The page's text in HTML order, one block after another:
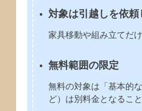
対象は引越しを依
家具移動や組み立てだ
無料範囲の限定
無料の対象は「基本的
ど）は別料金となるこ